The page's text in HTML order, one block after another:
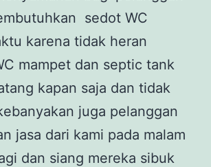
sedot WC
karena tidak heran
mampet dan septic tank
kapan saja dan tidak
juga pelanggan
jasa dari kami pada malam
dan siang mereka sibuk